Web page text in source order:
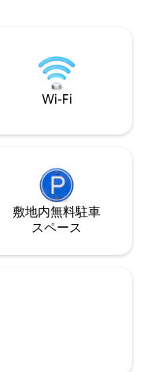
サウスタウンから
ン、バー、ブティ
ポットがたくさん
Wi-Fi
敷地内無料駐⁠車
ス⁠ペ⁠ー⁠ス